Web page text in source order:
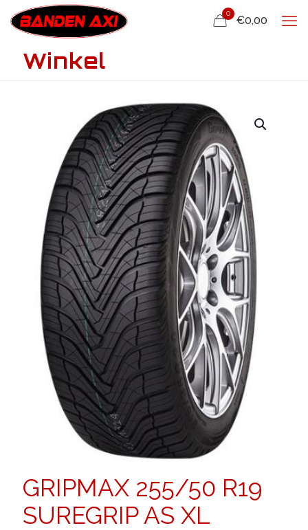
0
€0,00
Winkel
GRIPMAX 255/50 R19
SUREGRIP AS XL